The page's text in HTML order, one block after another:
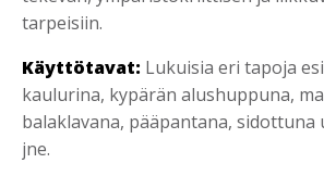
tarpeisiin.
Käyttötavat: Lukuisia eri tapoja
kaulurina, kypärän alushuppuna,
balaklavana, pääpantana, sidottuna
jne.